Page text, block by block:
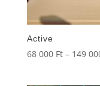
Active
68 000 Ft – 149